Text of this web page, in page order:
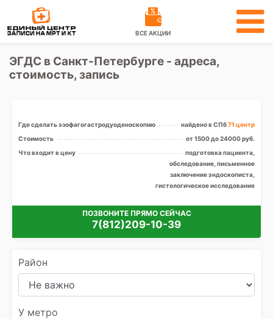
ВСЕ АКЦИИ
ЭГДС в Санкт-Петербурге - адреса,
стоимость, запись
Где сделать эзофагогастродуоденоскопию найдено в СПб71 центр
Стоимость
от 1500 до 24000 руб.
Что входит в цену
подготовка пациента,
обследование, письменное
заключение эндоскописта,
гистологическое исследование
ПОЗВОНИТЕ ПРЯМО СЕЙЧАС
7(812)209-10-39
Район
У метро